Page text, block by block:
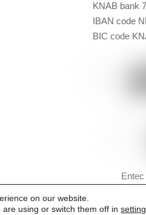
KNAB bank
IBAN code
BIC code
on our website.
are using or switch them off in